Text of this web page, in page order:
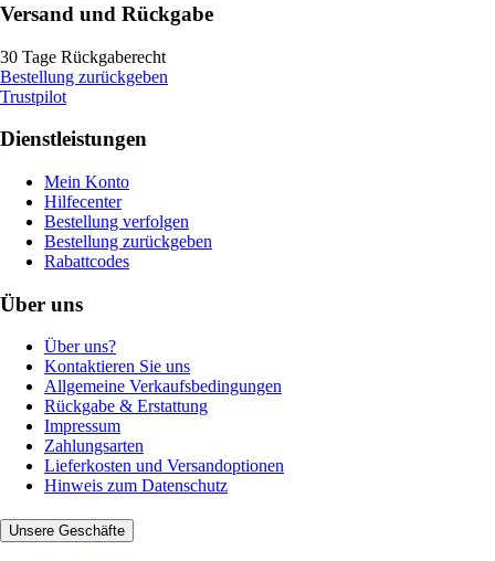
Versand und Rückgabe
30 Tage Rückgaberecht
Bestellung zurückgeben
Trustpilot
Dienstleistungen
Mein Konto
Hilfecenter
Bestellung verfolgen
Bestellung zurückgeben
Rabattcodes
Über uns
Über uns?
Kontaktieren Sie uns
Allgemeine Verkaufsbedingungen
Rückgabe & Erstattung
Impressum
Zahlungsarten
Lieferkosten und Versandoptionen
Hinweis zum Datenschutz
Unsere Geschäfte